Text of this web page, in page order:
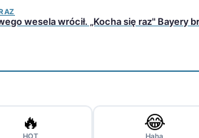
wesela wrócił. „Kocha się raz" Bayery
🔥
HOT
😂
Haha